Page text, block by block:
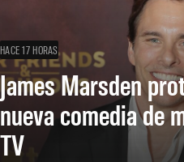
HACE 17 HORAS
James Marsden
nueva comedia de
TV